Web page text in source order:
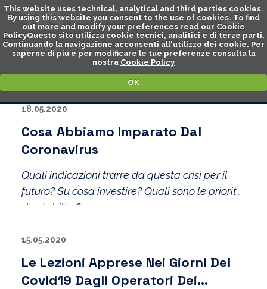
This website uses technical, analytical and third parties cookies.
By using this website you consent to the use of cookies. To find
out more and modify your preferences read our Cookie
PolicyQuesto sito utilizza cookie tecnici, analitici e di terze parti.
Continuando la navigazione acconsenti all'utilizzo dei cookie. Per
saperne di piú e per modificare le tue preferenze consulta la
nostra Cookie Policy
OK
ARCHIVIO
18.05.2020
Cosa Abbiamo Imparato Dal
Coronavirus
Quali indicazioni trarre da questa crisi per il
futuro? Su cosa investire? Quali sono le priorità
da stabilire?
preparazione che si acquisisce con anni di
politiche e investimenti adeguati.
15.05.2020
Le Lezioni Apprese Nei Giorni Del
Covid19 Dagli Operatori Dei